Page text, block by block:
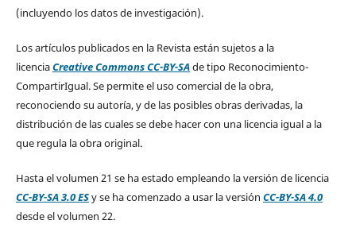
(incluyendo los datos de investigación).
Los artículos publicados en la Revista están sujetos a la
licenciaCreative Commons CC-BY-SAde tipo Reconocimiento-
CompartirIgual. Se permite el uso comercial de la obra,
reconociendo su autoría, y de las posibles obras derivadas, la
distribución de las cuales se debe hacer con una licencia igual a la
que regula la obra original.
Hasta el volumen 21 se ha estado empleando la versión de licencia
CC-BY-SA 3.0 ESy se ha comenzado a usar la versión CC-BY-SA 4.0
desde el volumen 22.